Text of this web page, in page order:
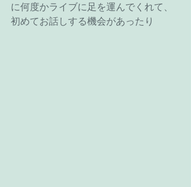
に何度かライブに足を運んでくれて、
初めてお話しする機会があったり